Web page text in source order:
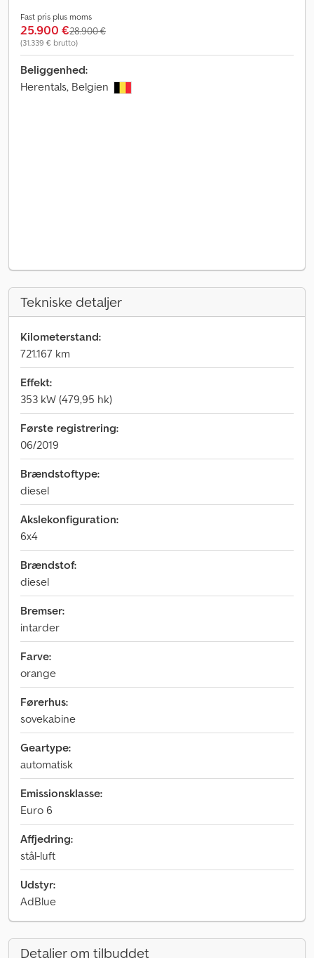
Fast pris plus moms
25.900 €28.900 €
(31.339 € brutto)
Beliggenhed:
Herentals, Belgien
Tekniske detaljer
Kilometerstand:
721.167 km
Effekt:
353 kW (479,95 hk)
Første registrering:
06/2019
Brændstoftype:
diesel
Akslekonfiguration:
6x4
Brændstof:
diesel
Bremser:
intarder
Farve:
orange
Førerhus:
sovekabine
Geartype:
automatisk
Emissionsklasse:
Euro 6
Affjedring:
stål-luft
Udstyr:
AdBlue
Detaljer om tilbuddet